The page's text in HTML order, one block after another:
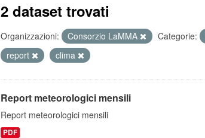
2 dataset trovati
Organizzazioni: Consorzio LaMMA Categorie:
report
clima
Report meteorologici mensili
Report meteorologici mensili
PDF